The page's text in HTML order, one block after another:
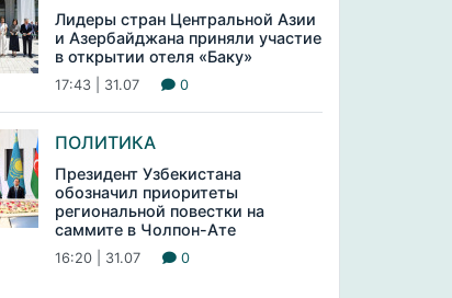
Лидеры стран Центральной Азии
и Азербайджана приняли участие
в открытии отеля «Баку»
17:43 | 31.07 0
ПОЛИТИКА
Президент Узбекистана
обозначил приоритеты
региональной повестки на
саммите в Чолпон-Ате
16:20 | 31.07 0